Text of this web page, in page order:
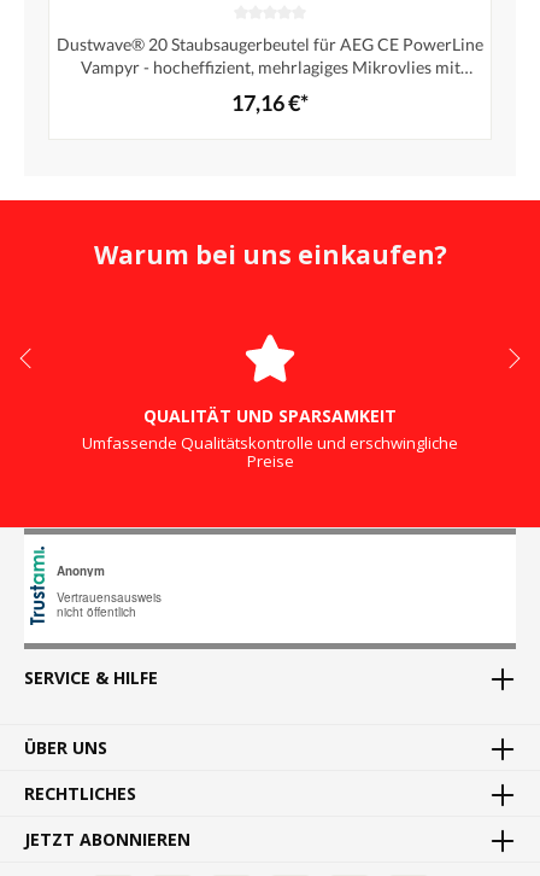
Dustwave® 20 Staubsaugerbeutel für AEG CE PowerLine
Vampyr - hocheffizient, mehrlagiges Mikrovlies mit
Hygieneverschluss - Made in Germany
17,16 €*
Warum bei uns einkaufen?
QUALITÄT UND SPARSAMKEIT
Umfassende Qualitätskontrolle und erschwingliche
Preise
SERVICE & HILFE
ÜBER UNS
RECHTLICHES
JETZT ABONNIEREN